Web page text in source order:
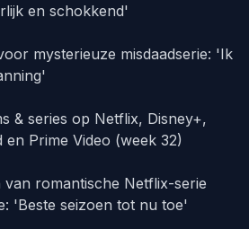
en schokkend'
mysterieuze misdaadserie: 'Ik
& series op Netflix, Disney+,
en Prime Video (week 32)
romantische Netflix-serie
'Beste seizoen tot nu toe'